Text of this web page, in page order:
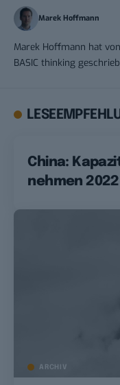
Marek Hoffmann
Marek Hoffmann hat
BASIC thinking
China:
nehmen
ARCHIV